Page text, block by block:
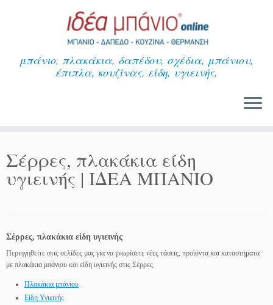
μπάνιο, πλακάκια, δαπέδου, σχέδια, μπάνιου,
έπιπλα, κουζίνας, είδη, υγιεινής,
Σέρρες, πλακάκια είδη
υγιεινής | ΙΔΕΑ ΜΠΑΝΙΟ
Σέρρες, πλακάκια είδη υγιεινής
Περιηγηθείτε στις σελίδες μας για να γνωρίσετε νέες τάσεις, προϊόντα και καταστήματα
με πλακάκια μπάνιου και είδη υγιεινής στις Σέρρες.
Πλακάκια μπάνιου
Είδη Υγιεινής